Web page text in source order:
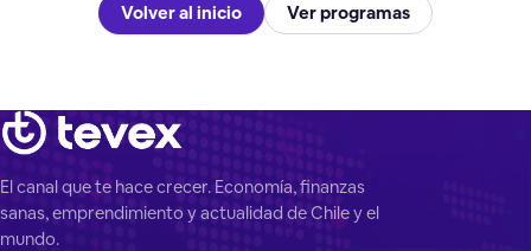
Volver al inicio Ver programas
El canal que te hace crecer. Economía, finanzas
sanas, emprendimiento y actualidad de Chile y el
mundo.